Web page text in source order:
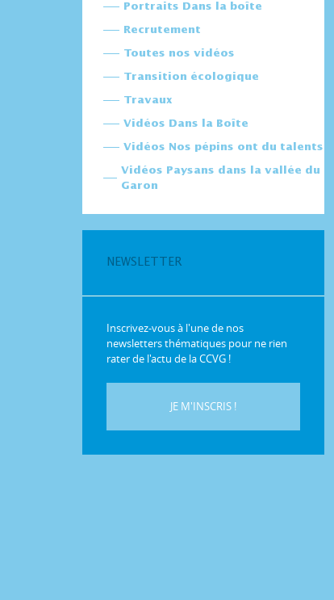
Portraits Dans la boîte
Recrutement
Toutes nos vidéos
Transition écologique
Travaux
Vidéos Dans la Boîte
Vidéos Nos pépins ont du talents
Vidéos Paysans dans la vallée du
Garon
NEWSLETTER
Inscrivez-vous à l'une de nos
newsletters thématiques pour ne rien
rater de l'actu de la CCVG !
JE M'INSCRIS !